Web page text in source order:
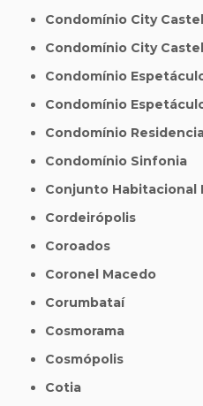
Condomínio City
Condomínio City
Condomínio
Condomínio
Condomínio
Condomínio Sinfonia
Conjunto
Cordeirópolis
Coroados
Coronel Macedo
Corumbataí
Cosmorama
Cosmópolis
Cotia